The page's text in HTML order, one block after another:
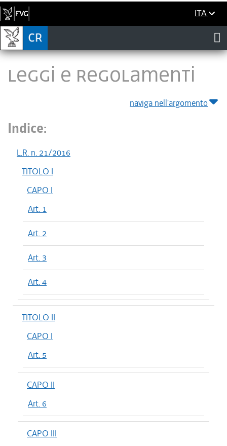
ITA
LEGGI E REGOLAMENTI
naviga nell'argomento
Indice:
L.R. n. 21/2016
TITOLO I
CAPO I
Art. 1
Art. 2
Art. 3
Art. 4
TITOLO II
CAPO I
Art. 5
CAPO II
Art. 6
CAPO III